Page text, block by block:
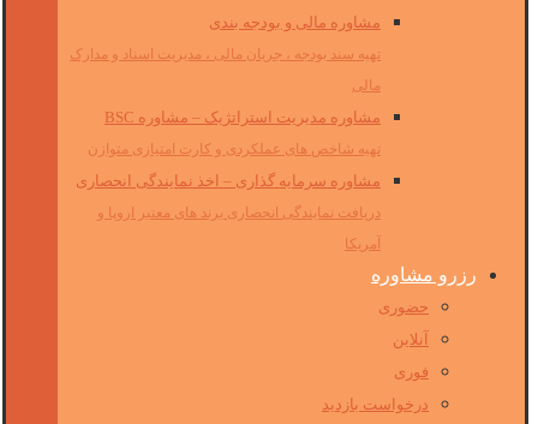
مشاوره مالی و بودجه بندی
تهیه سند بودجه ، جریان مالی ، مدیریت اسناد و مدارک
مالی
مشاوره مدیریت استراتژیک – مشاوره BSC
تهیه شاخص های عملکردی و کارت امتیازی متوازن
مشاوره سرمایه گذاری – اخذ نمایندگی انحصاری
دریافت نمایندگی انحصاری برند های معتبر اروپا و
آمریکا
رزرو مشاوره
حضوری
آنلاین
فوری
درخواست بازدید